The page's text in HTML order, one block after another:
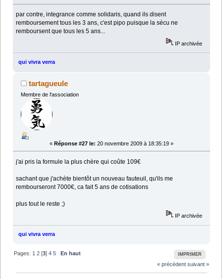
par contre, integrance comme solidaris, quand ils disent
remboursement tous les 3 ans, c'est pipo puisque la sécu ne
remboursent que tous les 5 ans...
IP archivée
qui vivra verra
tartagueule
Membre de l'association
« Réponse #27 le: 20 novembre 2009 à 18:35:19 »
j'ai pris la formule la plus chère qui coûte 109€
sachant que j'achète bientôt un nouveau fauteuil, qu'ils me
rembourseront 7000€, ca fait 5 ans de cotisations
plus tout le reste ;)
IP archivée
qui vivra verra
IMPRIMER
Pages: 1 2 [3]4 5
En haut
« précédent suivant »